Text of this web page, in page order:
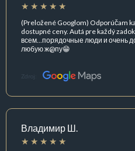
(Preložené Googlom) Odporúčam
dostupné ceny. Autá pre každý
всем...порядочные люди и очень
любую ж@пу😁
Zdroj:
Владимир Ш.